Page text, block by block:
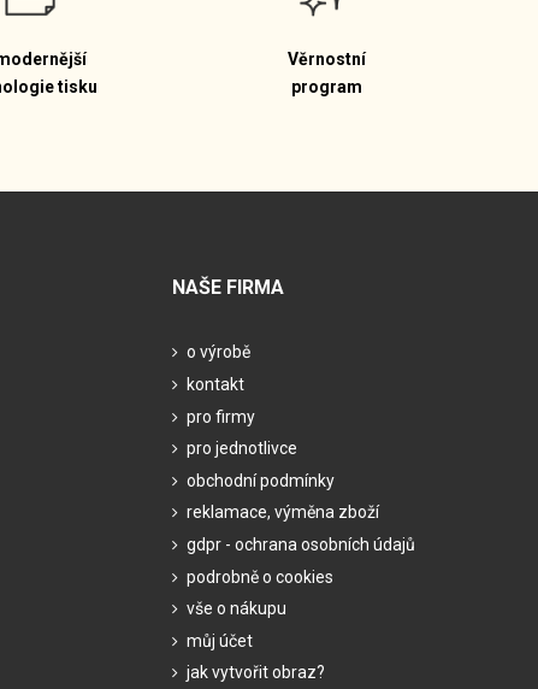
tisku
Věrnostní
program
NAŠE FIRMA
o výrobě
kontakt
pro firmy
pro jednotlivce
obchodní podmínky
reklamace, výměna zboží
gdpr - ochrana osobních údajů
podrobně o cookies
vše o nákupu
můj účet
jak vytvořit obraz?